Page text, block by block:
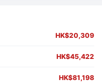
HK$20,309
HK$45,422
HK$81,198